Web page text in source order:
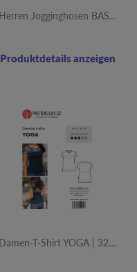
Herren Jogginghosen BASIC | 44-66
Produktdetails anzeigen
Damen-T-Shirt YOGA | 32 - 60